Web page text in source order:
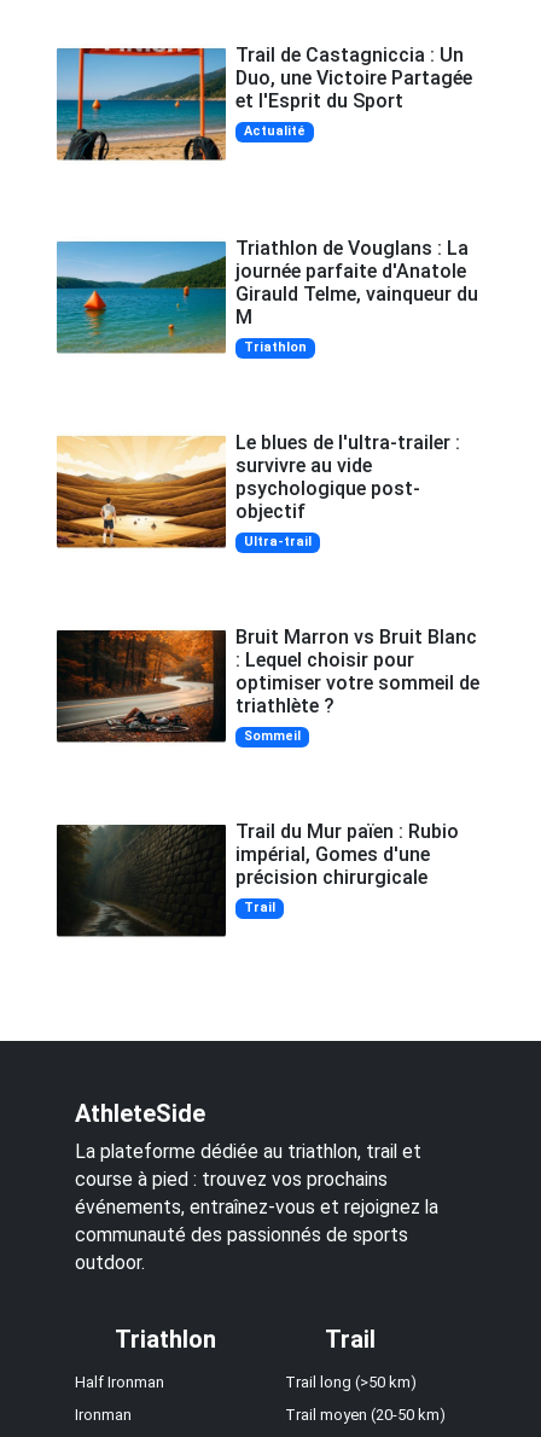
Trail de Castagniccia : Un
Duo, une Victoire Partagée
et l'Esprit du Sport
Actualité
Triathlon de Vouglans : La
journée parfaite d'Anatole
Girauld Telme, vainqueur du
M
Triathlon
Le blues de l'ultra-trailer :
survivre au vide
psychologique post-
objectif
Ultra-trail
Bruit Marron vs Bruit Blanc
: Lequel choisir pour
optimiser votre sommeil de
triathlète ?
Sommeil
Trail du Mur païen : Rubio
impérial, Gomes d'une
précision chirurgicale
Trail
AthleteSide
La plateforme dédiée au triathlon, trail et
course à pied : trouvez vos prochains
événements, entraînez-vous et rejoignez la
communauté des passionnés de sports
outdoor.
Triathlon
Half Ironman
Ironman
Trail
Trail long (>50 km)
Trail moyen (20-50 km)